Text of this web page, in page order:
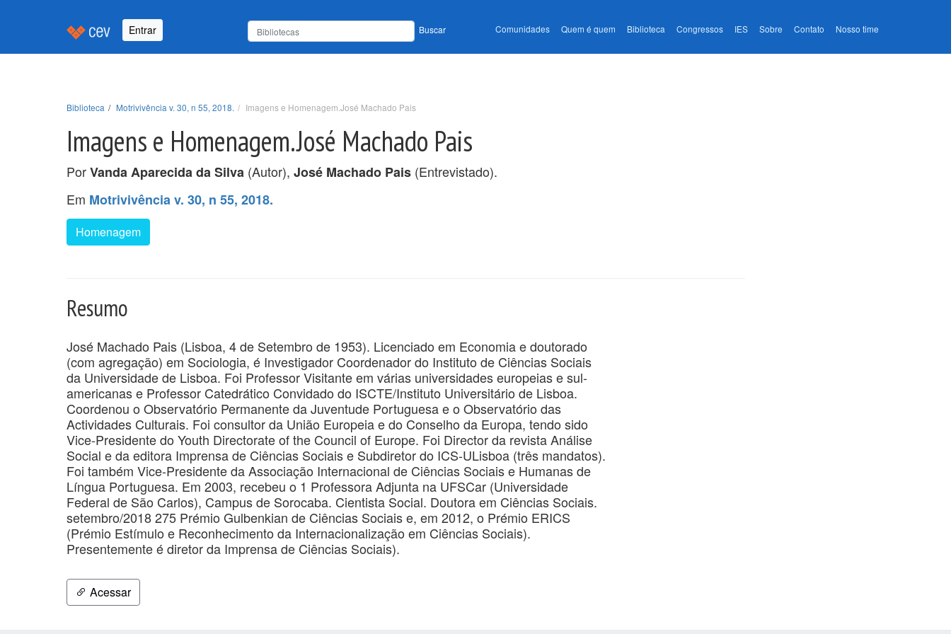
Entrar Buscar Comunidades Quem é quem Biblioteca Congressos IES Sobre Contato Nosso time
Biblioteca Motrivivência v. 30, n 55, 2018. Imagens e Homenagem.José Machado Pais
Imagens e Homenagem.José Machado Pais
PorVanda Aparecida da Silva (Autor), José Machado Pais (Entrevistado).
Em Motrivivência v. 30, n 55, 2018.
Homenagem
Resumo
José Machado Pais (Lisboa, 4 de Setembro de 1953). Licenciado em Economia e doutorado
(com agregação) em Sociologia, é Investigador Coordenador do Instituto de Ciências Sociais
da Universidade de Lisboa. Foi Professor Visitante em várias universidades europeias e sul-
americanas e Professor Catedrático Convidado do ISCTE/Instituto Universitário de Lisboa.
Coordenou o Observatório Permanente da Juventude Portuguesa e o Observatório das
Actividades Culturais. Foi consultor da União Europeia e do Conselho da Europa, tendo sido
Vice-Presidente do Youth Directorate of the Council of Europe. Foi Director da revista Análise
Social e da editora Imprensa de Ciências Sociais e Subdiretor do ICS-ULisboa (três mandatos).
Foi também Vice-Presidente da Associação Internacional de Ciências Sociais e Humanas de
Língua Portuguesa. Em 2003, recebeu o 1 Professora Adjunta na UFSCar (Universidade
Federal de São Carlos), Campus de Sorocaba. Cientista Social. Doutora em Ciências Sociais.
setembro/2018 275 Prémio Gulbenkian de Ciências Sociais e, em 2012, o Prémio ERICS
(Prémio Estímulo e Reconhecimento da Internacionalização em Ciências Sociais).
Presentemente é diretor da Imprensa de Ciências Sociais).
Acessar